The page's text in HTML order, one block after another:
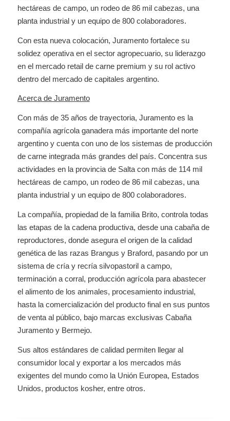
hectáreas de campo, un rodeo de 86 mil cabezas, una
planta industrial y un equipo de 800 colaboradores.
Con esta nueva colocación, Juramento fortalece su
solidez operativa en el sector agropecuario, su liderazgo
en el mercado retail de carne premium y su rol activo
dentro del mercado de capitales argentino.
Acerca de Juramento
Con más de 35 años de trayectoria, Juramento es la
compañía agrícola ganadera más importante del norte
argentino y cuenta con uno de los sistemas de producción
de carne integrada más grandes del país. Concentra sus
actividades en la provincia de Salta con más de 114 mil
hectáreas de campo, un rodeo de 86 mil cabezas, una
planta industrial y un equipo de 800 colaboradores.
La compañía, propiedad de la familia Brito, controla todas
las etapas de la cadena productiva, desde una cabaña de
reproductores, donde asegura el origen de la calidad
genética de las razas Brangus y Braford, pasando por un
sistema de cría y recría silvopastoril a campo,
terminación a corral, producción agrícola para abastecer
el alimento de los animales, procesamiento industrial,
hasta la comercialización del producto final en sus puntos
de venta al público, bajo marcas exclusivas Cabaña
Juramento y Bermejo.
Sus altos estándares de calidad permiten llegar al
consumidor local y exportar a los mercados más
exigentes del mundo como la Unión Europea, Estados
Unidos, productos kosher, entre otros.